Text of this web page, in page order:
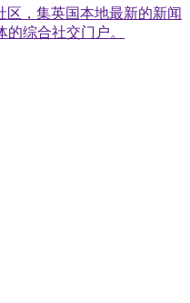
区，集英国本地最新的新闻
综合社交门户。